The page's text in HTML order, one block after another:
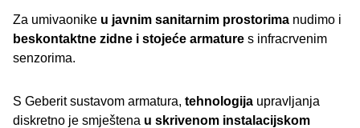
Za umivaonike u javnim sanitarnim prostorima nudimo i
beskontaktne zidne i stojeće armature s infracrvenim
senzorima.
S Geberit sustavom armatura, tehnologija upravljanja
diskretno je smještena u skrivenom instalacijskom